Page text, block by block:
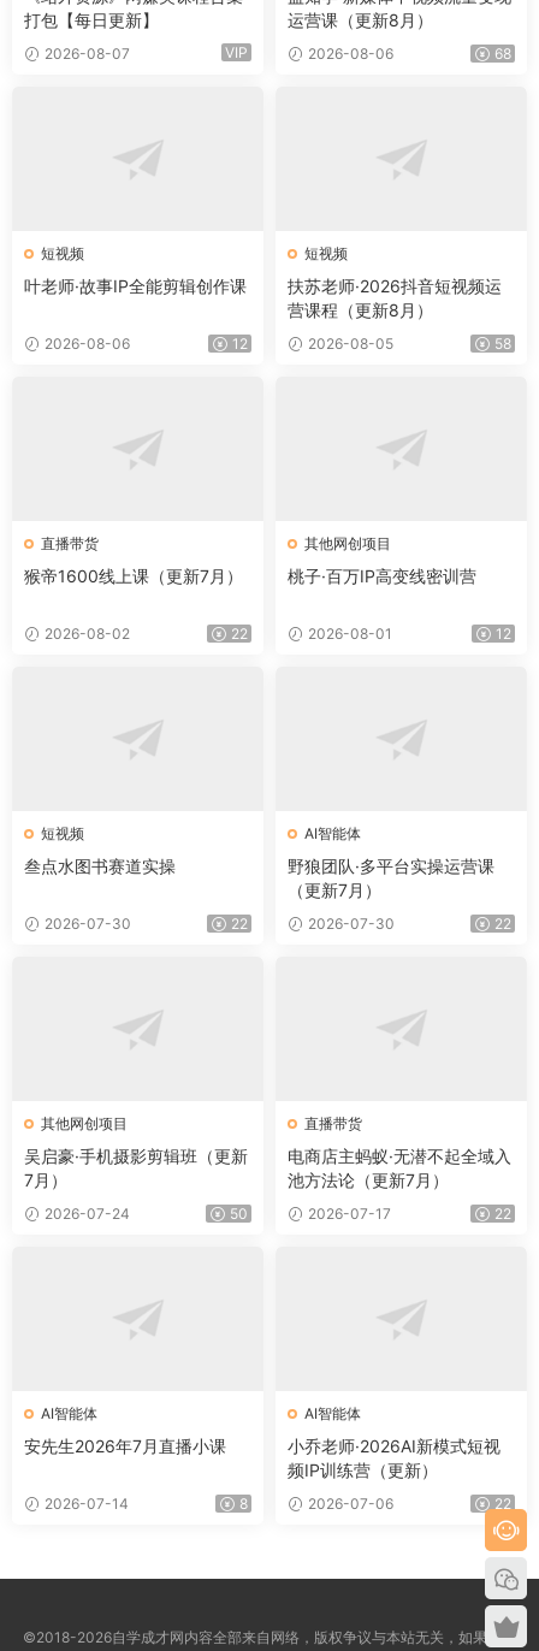
打包【每日更新】
2026-08-07 VIP
运营课（更新8月）
2026-08-06 68
短视频
叶老师·故事IP全能剪辑创作课
2026-08-06 12
短视频
扶苏老师·2026抖音短视频运
营课程（更新8月）
2026-08-05 58
直播带货
猴帝1600线上课（更新7月）
2026-08-02 22
其他网创项目
桃子·百万IP高变线密训营
2026-08-01 12
短视频
叁点水图书赛道实操
2026-07-30 22
AI智能体
野狼团队·多平台实操运营课
（更新7月）
2026-07-30 22
其他网创项目
吴启豪·手机摄影剪辑班（更新
7月）
2026-07-24 50
直播带货
电商店主蚂蚁·无潜不起全域入
池方法论（更新7月）
2026-07-17 22
AI智能体
安先生2026年7月直播小课
2026-07-14 8
AI智能体
小乔老师·2026AI新模式短视
频IP训练营（更新）
2026-07-06 22
©2018-2026自学成才网内容全部来自网络，版权争议与本站无关，如果您认